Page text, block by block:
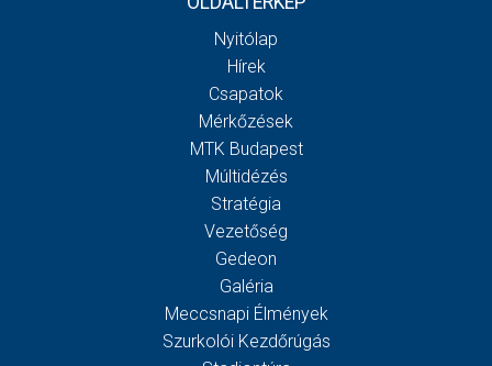
Nyitólap
Hírek
Csapatok
Mérkőzések
MTK Budapest
Múltidézés
Stratégia
Vezetőség
Gedeon
Galéria
Meccsnapi Élmények
Szurkolói Kezdőrúgás